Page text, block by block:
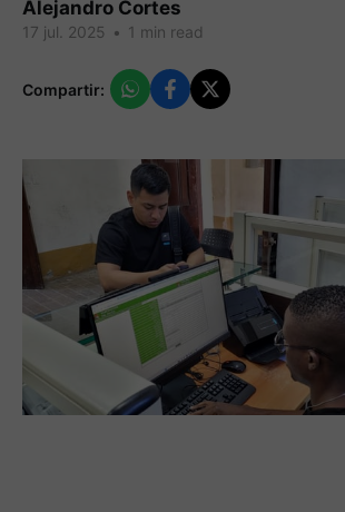
Alejandro Cortes
17 jul. 2025 • 1 min read
Compartir: